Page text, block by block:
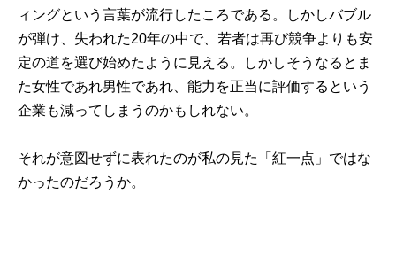
ィングという言葉が流行したころである。しかしバブル
が弾け、失われた20年の中で、若者は再び競争よりも安
定の道を選び始めたように見える。しかしそうなるとま
た女性であれ男性であれ、能力を正当に評価するという
企業も減ってしまうのかもしれない。
それが意図せずに表れたのが私の見た「紅一点」ではな
かったのだろうか。